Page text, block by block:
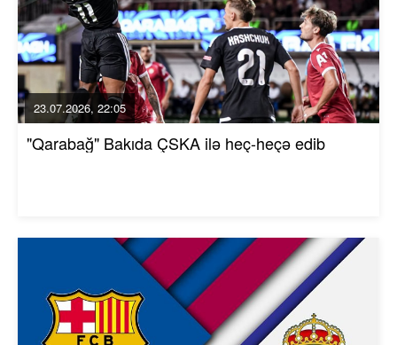
23.07.2026, 22:05
"Qarabağ" Bakıda ÇSKA ilə heç-heçə edib